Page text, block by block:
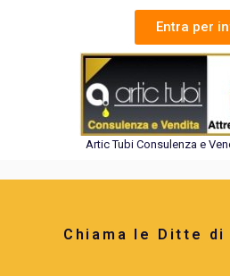
Entra per
Artic Tubi Consulenza e
Chiama le Ditte di